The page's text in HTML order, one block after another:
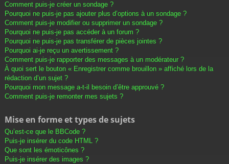
Comment puis-je créer un sondage ?
Pourquoi ne puis-je pas ajouter plus d’options à un sondage ?
Comment puis-je modifier ou supprimer un sondage ?
Pourquoi ne puis-je pas accéder à un forum ?
Pourquoi ne puis-je pas transférer de pièces jointes ?
Pourquoi ai-je reçu un avertissement ?
Comment puis-je rapporter des messages à un modérateur ?
À quoi sert le bouton « Enregistrer comme brouillon » affiché lors de la
rédaction d’un sujet ?
Pourquoi mon message a-t-il besoin d’être approuvé ?
Comment puis-je remonter mes sujets ?
Mise en forme et types de sujets
Qu’est-ce que le BBCode ?
Puis-je insérer du code HTML ?
Que sont les émoticônes ?
Puis-je insérer des images ?